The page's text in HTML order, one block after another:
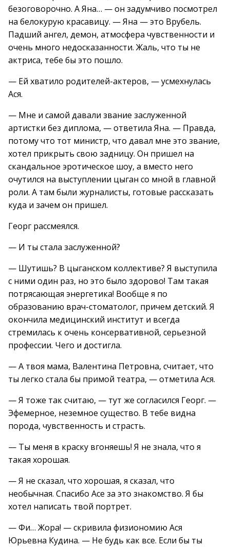
безоговорочно. А Яна… — он задумчиво посмотрел
на белокурую красавицу. — Яна — это Врубель.
Падший ангел, демон, атмосфера чувственности и
очень много недосказанности. Жаль, что ты не
актриса, тебе бы это пошло.
— Ей хватило родителей-актеров, — усмехнулась
Ася.
— Мне и самой давали звание заслуженной
артистки без диплома, — ответила Яна. — Правда,
потому что тот министр, что давал мне это звание,
хотел прикрыть свою задницу. Он пришел на
скандальное эротическое шоу, а вместо него
очутился на выступлении цыган со мной в главной
роли. А там были журналисты, готовые рассказать
куда и зачем он пришел.
Георг рассмеялся.
— И ты стала заслуженной?
— Шутишь? В цыганском коллективе? Я выступила
с ними один раз, но это было здорово! Там такая
потрясающая энергетика! Вообще я по
образованию врач-стоматолог, причем детский. Я
окончила медицинский институт и всегда
стремилась к очень консервативной, серьезной
профессии. Чего и достигла.
— А твоя мама, Валентина Петровна, считает, что
ты легко стала бы примой театра, — отметила Ася.
— Я тоже так считаю, — тут же согласился Георг. —
Эфемерное, неземное существо. В тебе видна
порода, чувственность и страсть.
— Ты меня в краску вгоняешь! Я не знала, что я
такая хорошая.
— Я не сказал, что хорошая, я сказал, что
необычная. Спасибо Асе за это знакомство. Я бы
хотел написать твой портрет.
— Фи… Жора! — скривила физиономию Ася
Юрьевна Кудина. — Не будь как все. Если бы ты